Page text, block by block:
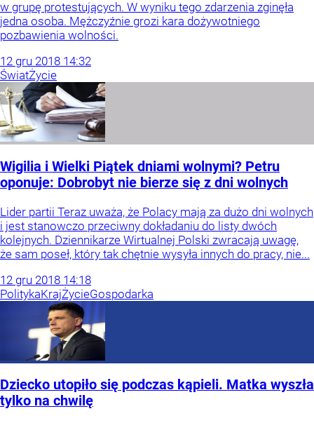
w grupę protestujących. W wyniku tego zdarzenia zginęła
jedna osoba. Mężczyźnie grozi kara dożywotniego
pozbawienia wolności.
12 gru 2018 14:32
ŚwiatŻycie
Wigilia i Wielki Piątek dniami wolnymi? Petru
oponuje: Dobrobyt nie bierze się z dni wolnych
Lider partii Teraz uważa, że Polacy mają za dużo dni wolnych
i jest stanowczo przeciwny dokładaniu do listy dwóch
kolejnych. Dziennikarze Wirtualnej Polski zwracają uwagę,
że sam poseł, który tak chętnie wysyła innych do pracy, nie...
12 gru 2018 14:18
PolitykaKrajŻycieGospodarka
Dziecko utopiło się podczas kąpieli. Matka wyszła
tylko na chwilę